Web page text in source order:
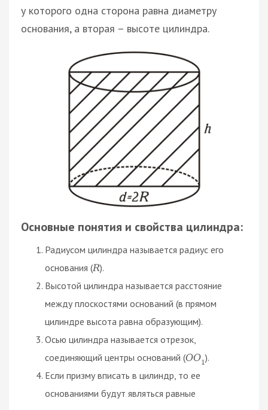
у которого одна сторона равна диаметру
основания, а вторая – высоте цилиндра.
Основные понятия и свойства цилиндра:
Радиусом цилиндра называется радиус его
основания (R).
Высотой цилиндра называется расстояние
между плоскостями оснований (в прямом
цилиндре высота равна образующим).
Осью цилиндра называется отрезок,
соединяющий центры оснований (ОО1).
Если призму вписать в цилиндр, то ее
основаниями будут являться равные